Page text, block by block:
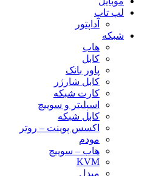
لپ تاپ
آداپتور
شبکه
هاب
کابل
پاور بانک
کابل شارژر
کارت شبکه
اسپلیتر و سوییچ
کابل شبکه
اکسس پوینت – روتر
مودم
هاب – سوییچ
KVM
مبدل